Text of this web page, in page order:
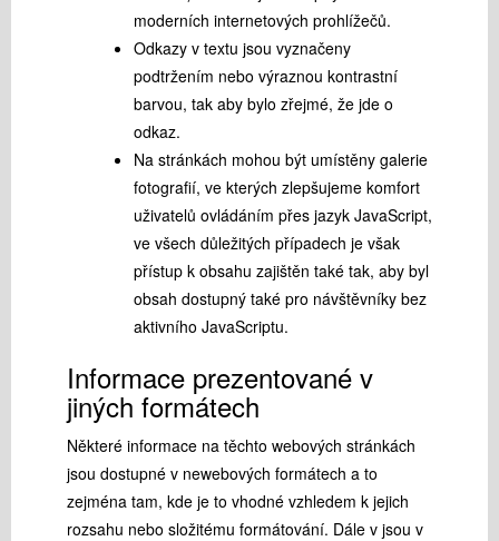
moderních internetových prohlížečů.
Odkazy v textu jsou vyznačeny
podtržením nebo výraznou kontrastní
barvou, tak aby bylo zřejmé, že jde o
odkaz.
Na stránkách mohou být umístěny galerie
fotografií, ve kterých zlepšujeme komfort
uživatelů ovládáním přes jazyk JavaScript,
ve všech důležitých případech je však
přístup k obsahu zajištěn také tak, aby byl
obsah dostupný také pro návštěvníky bez
aktivního JavaScriptu.
Informace prezentované v
jiných formátech
Některé informace na těchto webových stránkách
jsou dostupné v newebových formátech a to
zejména tam, kde je to vhodné vzhledem k jejich
rozsahu nebo složitému formátování. Dále v jsou v